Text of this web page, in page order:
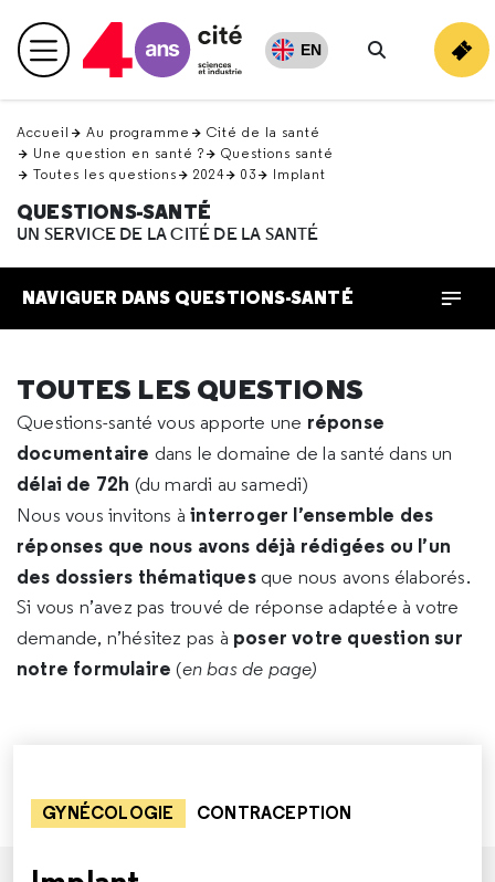
en
haut Menu principal EN
Rechercher
Accueil Au programme
Cité de la santé
Une question en santé ?
Questions santé
Toutes les questions
2024 03 Implant
QUESTIONS-SANTÉ
UN SERVICE DE LA CITÉ DE LA SANTÉ
NAVIGUER DANS QUESTIONS-SANTÉ
TOUTES LES QUESTIONS
Questions-santé vous apporte une réponse
documentaire dans le domaine de la santé dans un
délai de 72h (du mardi au samedi)
Nous vous invitons àinterroger l’ensemble des
réponses que nous avons déjà rédigées ou l’un
des dossiers thématiques que nous avons élaborés.
Si vous n’avez pas trouvé de réponse adaptée à votre
demande, n’hésitez pas à poser votre question sur
notre formulaire (en bas de page)
GYNÉCOLOGIE CONTRACEPTION